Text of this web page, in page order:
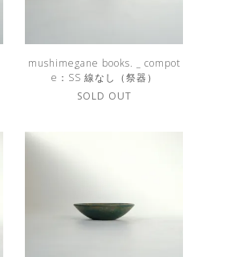
mushimegane books. _ compot
e：SS 線なし（祭器）
SOLD OUT